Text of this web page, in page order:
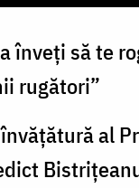
înveți să te
rugători”
al